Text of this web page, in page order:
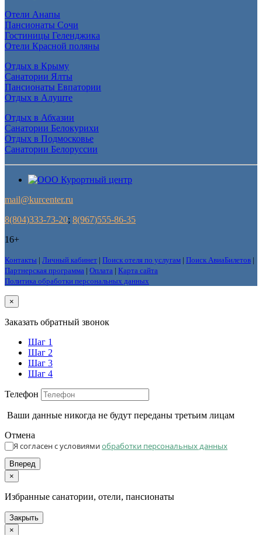
Отели Анапы
Пансионаты Сочи
Гостиницы Геленджика
Отели Красной поляны
Отдых в Крыму
Санатории Ялты
Пансионаты Евпатории
Отдых в Алуште
Отдых в Абхазии
Санатории Белокурихи
Отдых в Подмосковье
Санатории Белоруссии
mail@kurcenter.ru
8(804)333-73-20; 8(967)555-86-35
16+
Контакты | Личный кабинет | Поиск отеля по услугам | Поиск АвиаБилетов |
Партнерская программа | Оплата | Карта сайта
Политика обработки персональных данных
×
Заказать обратный звонок
Шаг 1
Шаг 2
Шаг 3
Шаг 4
Телефон
Ваши данные никогда не будут переданы третьим лицам
Отмена
Я согласен с условиямиобработки персональных данных
Вперед
×
Избранные санатории, отели, пансионаты
Закрыть
×